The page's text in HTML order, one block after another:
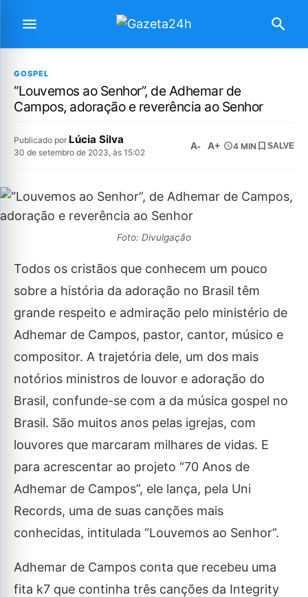
GOSPEL
“Louvemos ao Senhor”, de Adhemar de
Campos, adoração e reverência ao Senhor
Publicado por Lúcia Silva
30 de setembro de 2023, às 15:02
A- A+ 4 MIN SALVE
Foto: Divulgação
Todos os cristãos que conhecem um pouco
sobre a história da adoração no Brasil têm
grande respeito e admiração pelo ministério de
Adhemar de Campos, pastor, cantor, músico e
compositor. A trajetória dele, um dos mais
notórios ministros de louvor e adoração do
Brasil, confunde-se com a da música gospel no
Brasil. São muitos anos pelas igrejas, com
louvores que marcaram milhares de vidas. E
para acrescentar ao projeto “70 Anos de
Adhemar de Campos”, ele lança, pela Uni
Records, uma de suas canções mais
conhecidas, intitulada “Louvemos ao Senhor”.
Adhemar de Campos conta que recebeu uma
fita k7 que continha três canções da Integrity